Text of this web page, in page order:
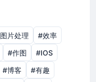
片处理
#效率
#作图
#IOS
#博客
#有趣